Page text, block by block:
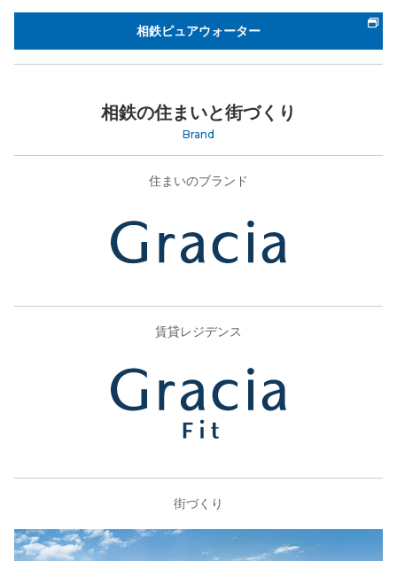
相鉄ピュアウォーター
相鉄の住まいと街づくり
Brand
住まいのブランド
賃貸レジデンス
街づくり